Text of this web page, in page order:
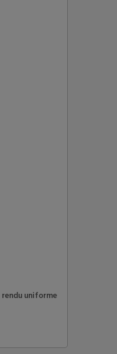
rendu uniforme